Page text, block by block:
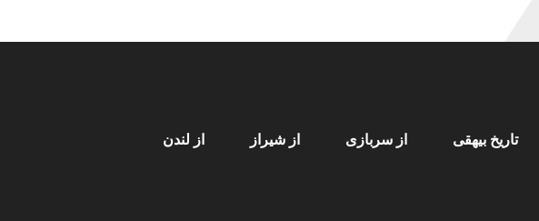
تاریخ بیهقی از سربازی از شیراز از لندن